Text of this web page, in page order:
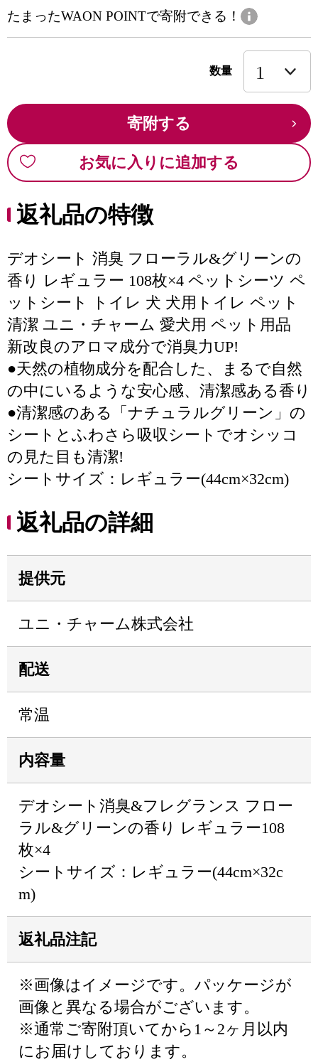
たまったWAON POINTで寄附できる！
数量
寄附する
お気に入りに追加する
返礼品の特徴
デオシート 消臭 フローラル&グリーンの
香り レギュラー 108枚×4 ペットシーツ ペ
ットシート トイレ 犬 犬用トイレ ペット
清潔 ユニ・チャーム 愛犬用 ペット用品
新改良のアロマ成分で消臭力UP!
●天然の植物成分を配合した、まるで自然
の中にいるような安心感、清潔感ある香り
●清潔感のある「ナチュラルグリーン」の
シートとふわさら吸収シートでオシッコ
の見た目も清潔!
シートサイズ：レギュラー(44cm×32cm)
返礼品の詳細
提供元
ユニ・チャーム株式会社
配送
常温
内容量
デオシート消臭&フレグランス フロー
ラル&グリーンの香り レギュラー108
枚×4
シートサイズ：レギュラー(44cm×32c
m)
返礼品注記
※画像はイメージです。パッケージが
画像と異なる場合がございます。
※通常ご寄附頂いてから1～2ヶ月以内
にお届けしております。